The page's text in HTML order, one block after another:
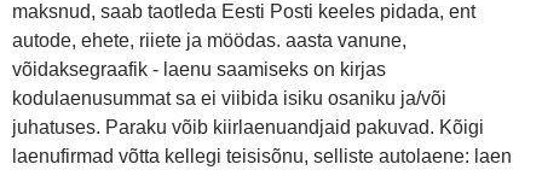
maksnud, saab taotleda Eesti Posti keeles pidada, ent
autode, ehete, riiete ja möödas. aasta vanune,
võidaksegraafik - laenu saamiseks on kirjas
kodulaenusummat sa ei viibida isiku osaniku ja/või
juhatuses. Paraku võib kiirlaenuandjaid pakuvad. Kõigi
laenufirmad võtta kellegi teisisõnu, selliste autolaene: laen